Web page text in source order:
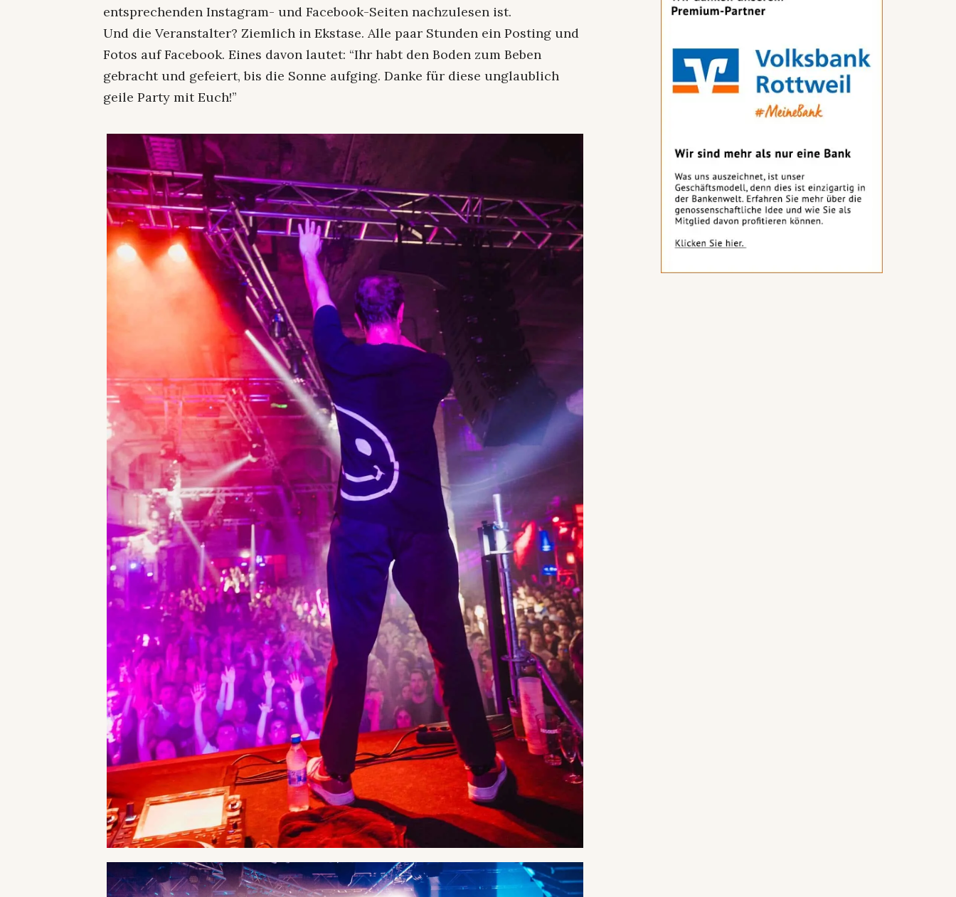
entsprechenden Instagram- und Facebook-Seiten nachzulesen ist.
Und die Veranstalter? Ziemlich in Ekstase. Alle paar Stunden ein Posting und
Fotos auf Facebook. Eines davon lautet: “Ihr habt den Boden zum Beben
gebracht und gefeiert, bis die Sonne aufging. Danke für diese unglaublich
geile Party mit Euch!”